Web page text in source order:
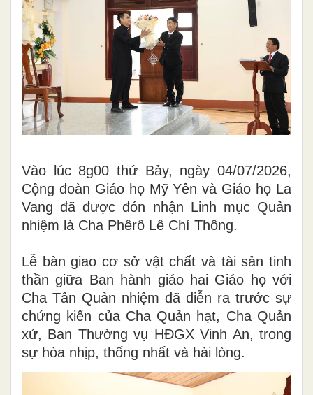
Vào lúc 8g00 thứ Bảy, ngày 04/07/2026,
Cộng đoàn Giáo họ Mỹ Yên và Giáo họ La
Vang đã được đón nhận Linh mục Quản
nhiệm là Cha Phêrô Lê Chí Thông.
Lễ bàn giao cơ sở vật chất và tài sản tinh
thần giữa Ban hành giáo hai Giáo họ với
Cha Tân Quản nhiệm đã diễn ra trước sự
chứng kiến của Cha Quản hạt, Cha Quản
xứ, Ban Thường vụ HĐGX Vinh An, trong
sự hòa nhịp, thống nhất và hài lòng.